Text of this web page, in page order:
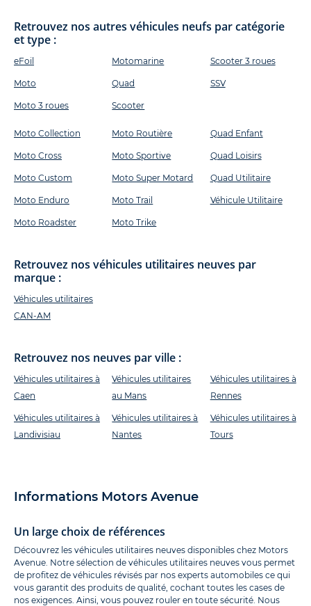
Retrouvez nos autres véhicules neufs par catégorie
et type :
eFoil
Moto
Moto 3 roues
Motomarine
Quad
Scooter
Scooter 3 roues
SSV
Moto Collection
Moto Cross
Moto Custom
Moto Enduro
Moto Roadster
Moto Routière
Moto Sportive
Moto Super Motard
Moto Trail
Moto Trike
Quad Enfant
Quad Loisirs
Quad Utilitaire
Véhicule Utilitaire
Retrouvez nos véhicules utilitaires neuves par
marque :
Véhicules utilitaires
CAN-AM
Retrouvez nos neuves par ville :
Véhicules utilitaires à
Caen
Véhicules utilitaires à
Landivisiau
Véhicules utilitaires
au Mans
Véhicules utilitaires à
Nantes
Véhicules utilitaires à
Rennes
Véhicules utilitaires à
Tours
Informations Motors Avenue
Un large choix de références
Découvrez les véhicules utilitaires neuves disponibles chez Motors
Avenue. Notre sélection de véhicules utilitaires neuves vous permet
de profitez de véhicules révisés par nos experts automobiles ce qui
vous garantit des produits de qualité, cochant toutes les cases de
nos exigences. Ainsi, vous pouvez rouler en toute sécurité. Nous